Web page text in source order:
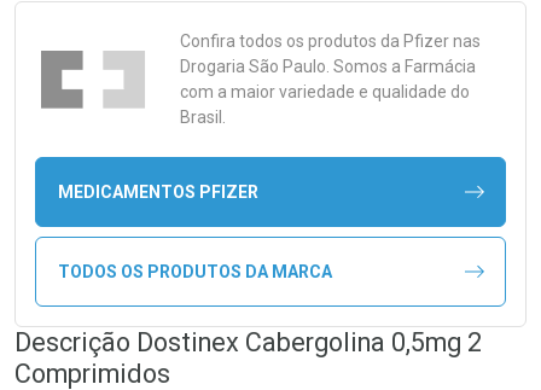
Confira todos os produtos da Pfizernas
Drogaria São Paulo. Somos a Farmácia
com a maior variedade e qualidade do
Brasil.
MEDICAMENTOS PFIZER
TODOS OS PRODUTOS DA MARCA
Descrição Dostinex Cabergolina 0,5mg 2
Comprimidos